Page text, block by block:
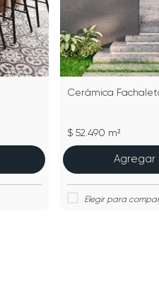
Cerámica
$ 52.490 m²
Agregar